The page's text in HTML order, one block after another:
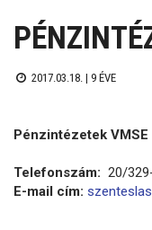
2017.03.18. | 9 ÉVE
Pénzintézetek VMSE
Telefonszám: 20/
E-mail cím: